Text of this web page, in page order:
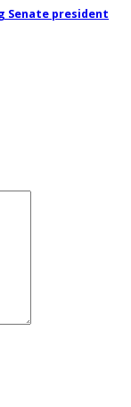
Senate president